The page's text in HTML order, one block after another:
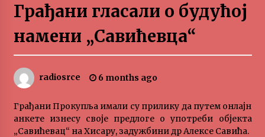
2 months ago
„Караван безбедности саобраћаја
SPORTSKA INFORMACIJA
Грађани гласали о будућој
намени „Савићевца“
radiosrce 6 months ago
Грађани Прокупља имали су прилику да путем онлајн
анкете изнесу своје предлоге о употреби објекта
„Савићевац“ на Хисару, задужбини др Алексе Савића.